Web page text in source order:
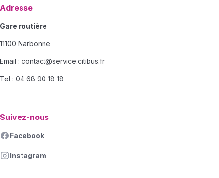
Adresse
Gare routière
11100 Narbonne
Email : contact@service.citibus.fr
Tel : 04 68 90 18 18
Suivez-nous
Facebook
Instagram